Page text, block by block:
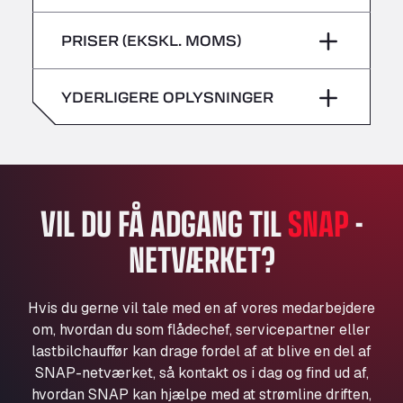
All 4 Trucks
Klaverbladstaat 21, 3560
American Truck Wash
Av. des Etats-Unis 90, 6041
Aut. A4 Salida 288 Pol. Ind. del Guadiel, 23210
AP7 Salida 2, C/ Bassegoda, 4, 17700
Andamur Pamplona
A-15 Salida Imarcoain, 31119
Andamur San Roman II
Aut A1 Exit 385, 01207
Anglia Motel
Washway Road, PE12 8LT
Anpol Sp. z o.o.
Ul. Torunska 147, 85884
lørdag –
lørdag –
PRISER (EKSKL. MOMS)
YDERLIGERE OPLYSNINGER
VIL DU FÅ ADGANG TILSNAP-
NETVÆRKET?
Hvis du gerne vil tale med en af vores medarbejdere
om, hvordan du som flådechef, servicepartner eller
lastbilchauffør kan drage fordel af at blive en del af
SNAP-netværket, så kontakt os i dag og find ud af,
hvordan SNAP kan hjælpe med at strømline driften,